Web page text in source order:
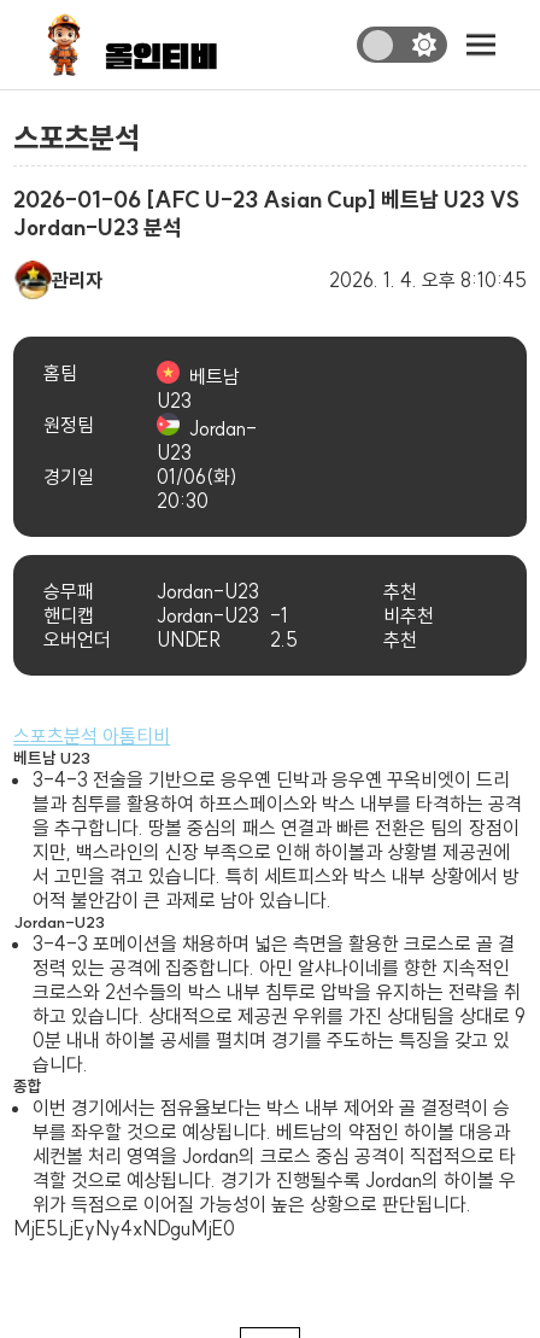
스포츠분석
2026-01-06 [AFC U-23 Asian Cup] 베트남 U23 VS
Jordan-U23 분석
관리자 2026. 1. 4. 오후 8:10:45
홈팀
베트남
U23
원정팀
Jordan-
U23
경기일
01/06(화)
20:30
승무패 Jordan-U23
추천
핸디캡
Jordan-U23 -1
비추천
오버언더
UNDER 2.5 추천
스포츠분석 아톰티비
베트남 U23
3-4-3 전술을 기반으로 응우옌 딘박과 응우옌 꾸옥비엣이 드리
블과 침투를 활용하여 하프스페이스와 박스 내부를 타격하는 공격
을 추구합니다. 땅볼 중심의 패스 연결과 빠른 전환은 팀의 장점이
지만, 백스라인의 신장 부족으로 인해 하이볼과 상황별 제공권에
서 고민을 겪고 있습니다. 특히 세트피스와 박스 내부 상황에서 방
어적 불안감이 큰 과제로 남아 있습니다.
Jordan-U23
3-4-3 포메이션을 채용하며 넓은 측면을 활용한 크로스로 골 결
정력 있는 공격에 집중합니다. 아민 알샤나이네를 향한 지속적인
크로스와 2선수들의 박스 내부 침투로 압박을 유지하는 전략을 취
하고 있습니다. 상대적으로 제공권 우위를 가진 상대팀을 상대로 9
0분 내내 하이볼 공세를 펼치며 경기를 주도하는 특징을 갖고 있
습니다.
종합
이번 경기에서는 점유율보다는 박스 내부 제어와 골 결정력이 승
부를 좌우할 것으로 예상됩니다. 베트남의 약점인 하이볼 대응과
세컨볼 처리 영역을 Jordan의 크로스 중심 공격이 직접적으로 타
격할 것으로 예상됩니다. 경기가 진행될수록 Jordan의 하이볼 우
위가 득점으로 이어질 가능성이 높은 상황으로 판단됩니다.
MjE5LjEyNy4xNDguMjE0